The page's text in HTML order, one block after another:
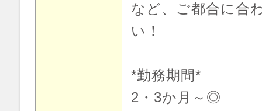
など、ご都合に合
い！
*勤務期間*
2・3か月～◎